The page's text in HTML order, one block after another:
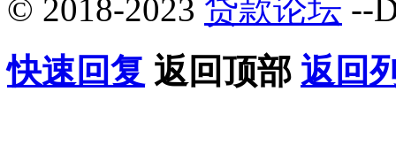
© 2018-2023 贷款论坛 --
快速回复 返回顶部 返回